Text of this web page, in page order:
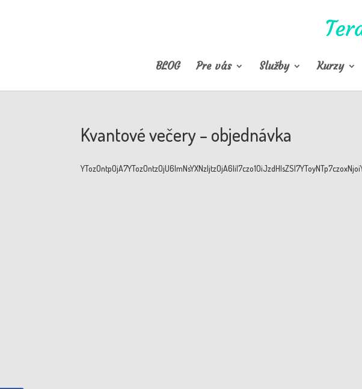
BLOG Pre vás Služby Kurzy
Kvantové večery – objednávka